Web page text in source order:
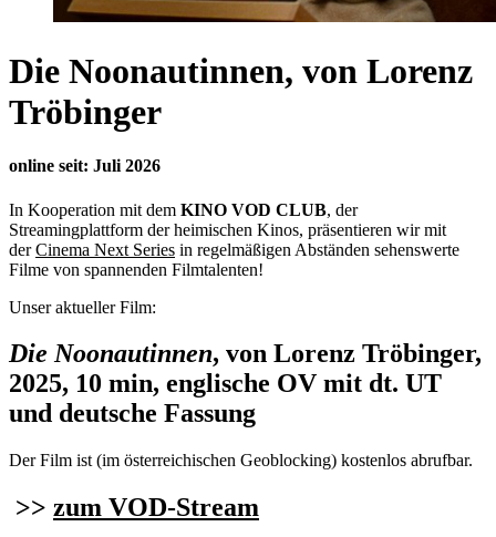
Die Noonautinnen, von Lorenz
Tröbinger
online seit: Juli 2026
In Kooperation mit dem KINO VOD CLUB, der
Streamingplattform der heimischen Kinos, präsentieren wir mit
derCinema Next Series in regelmäßigen Abständen sehenswerte
Filme von spannenden Filmtalenten!
Unser aktueller Film:
Die Noonautinnen, von Lorenz Tröbinger,
2025, 10 min, englische OV mit dt. UT
und deutsche Fassung
Der Film ist (im österreichischen Geoblocking) kostenlos abrufbar.
>> zum VOD-Stream